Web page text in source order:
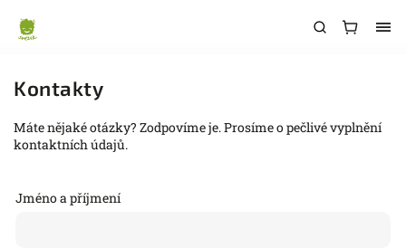
Kontakty
Máte nějaké otázky? Zodpovíme je. Prosíme o pečlivé vyplnění
kontaktních údajů.
Jméno a příjmení